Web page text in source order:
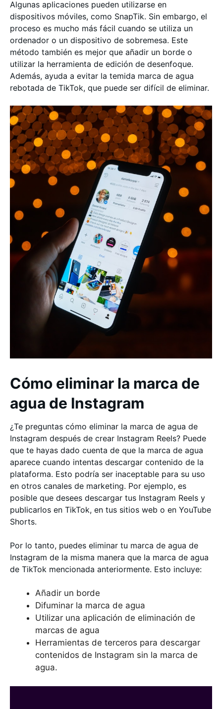
Algunas aplicaciones pueden utilizarse en
dispositivos móviles, como SnapTik. Sin embargo, el
proceso es mucho más fácil cuando se utiliza un
ordenador o un dispositivo de sobremesa. Este
método también es mejor que añadir un borde o
utilizar la herramienta de edición de desenfoque.
Además, ayuda a evitar la temida marca de agua
rebotada de TikTok, que puede ser difícil de eliminar.
Cómo eliminar la marca de
agua de Instagram
¿Te preguntas cómo eliminar la marca de agua de
Instagram después de crear Instagram Reels? Puede
que te hayas dado cuenta de que la marca de agua
aparece cuando intentas descargar contenido de la
plataforma. Esto podría ser inaceptable para su uso
en otros canales de marketing. Por ejemplo, es
posible que desees descargar tus Instagram Reels y
publicarlos en TikTok, en tus sitios web o en YouTube
Shorts.
Por lo tanto, puedes eliminar tu marca de agua de
Instagram de la misma manera que la marca de agua
de TikTok mencionada anteriormente. Esto incluye:
Añadir un borde
Difuminar la marca de agua
Utilizar una aplicación de eliminación de
marcas de agua
Herramientas de terceros para descargar
contenidos de Instagram sin la marca de
agua.